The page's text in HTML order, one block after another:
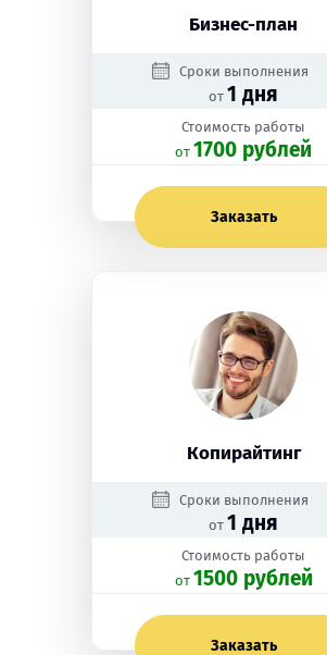
Бизнес-план
Сроки выполнения
от 1 дня
Стоимость работы
oт 1700 рублей
Заказать
Копирайтинг
Сроки выполнения
от 1 дня
Стоимость работы
oт 1500 рублей
Заказать